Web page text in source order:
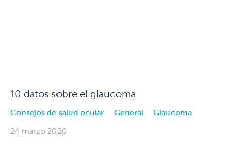
10 datos sobre el glaucoma
Consejos de salud ocular General Glaucoma
24 marzo 2020